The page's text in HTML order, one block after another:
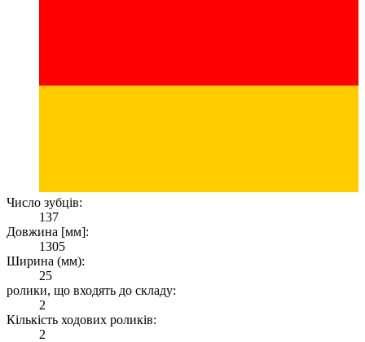
Число зубців:
137
Довжина [мм]:
1305
Ширина (мм):
25
ролики, що входять до складу:
2
Кількість ходових роликів:
2